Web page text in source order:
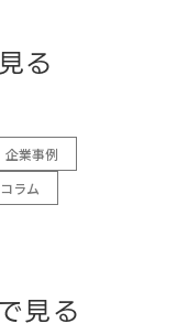
る
企業事例
コラム
見る